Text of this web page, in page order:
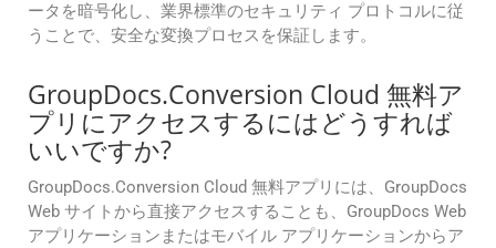
ータを暗号化し、業界標準のセキュリティ プロトコルに従
うことで、安全な変換プロセスを保証します。
GroupDocs.Conversion Cloud 無料ア
プリにアクセスするにはどうすれば
いいですか?
GroupDocs.Conversion Cloud 無料アプリには、GroupDocs
Web サイトから直接アクセスすることも、GroupDocs Web
アプリケーションまたはモバイル アプリケーションからア